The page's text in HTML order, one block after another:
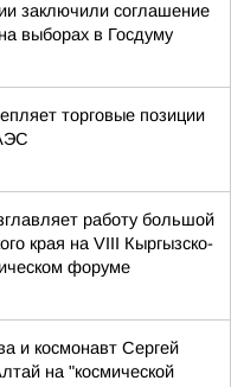
заключили соглашение
выборах в Госдуму
торговые позиции
работу большой
края на VIII Кыргызско-
форуме
и космонавт Сергей
на "космической